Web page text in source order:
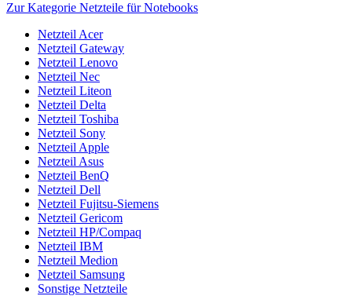
Zur Kategorie Netzteile für Notebooks
Netzteil Acer
Netzteil Gateway
Netzteil Lenovo
Netzteil Nec
Netzteil Liteon
Netzteil Delta
Netzteil Toshiba
Netzteil Sony
Netzteil Apple
Netzteil Asus
Netzteil BenQ
Netzteil Dell
Netzteil Fujitsu-Siemens
Netzteil Gericom
Netzteil HP/Compaq
Netzteil IBM
Netzteil Medion
Netzteil Samsung
Sonstige Netzteile